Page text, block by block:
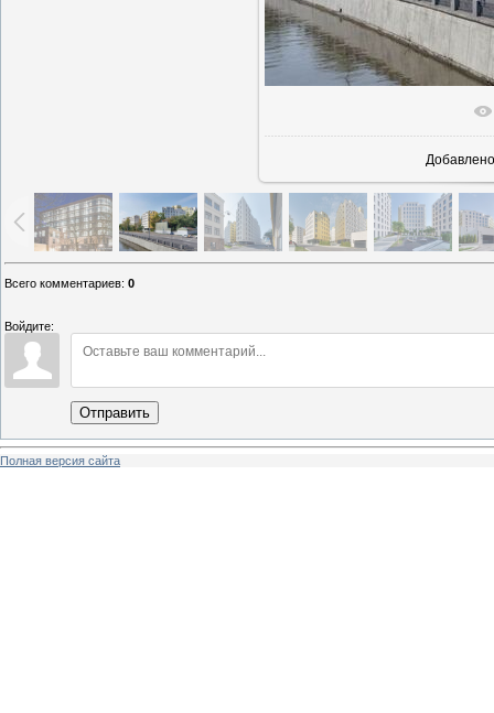
В
Добавлено
Всего комментариев: 0
Войдите:
Отправить
Полная версия сайта